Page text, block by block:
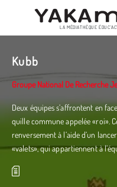
principal
LA MÉDIATHÈQUE
Kubb
Groupe National De Recherche
Deux équipes s’affrontent en
quille commune appelée «roi».
renversement à l’aide d’un
«valets», qui appartiennent à